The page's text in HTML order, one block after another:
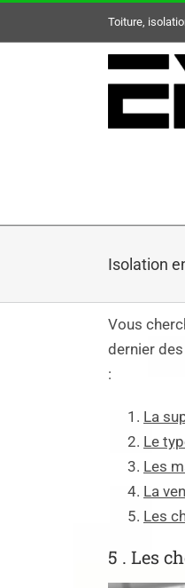
Toiture,
Isolation
Vous
dernier
:
La
Le
Les
La
Les
5 . Les